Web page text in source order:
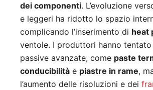
dei componenti. L’evoluzione
e leggeri ha ridotto lo spazio
complicando l’inserimento di heat
ventole. I produttori hanno
passive avanzate, come paste
conducibilità e piastre in rame,
l’aumento delle risoluzioni e dei